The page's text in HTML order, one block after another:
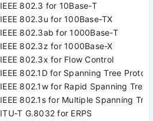
IEEE 802.3 for 10Base-T
IEEE 802.3u for 100Base-TX
IEEE 802.3ab for 1000Base-T
IEEE 802.3z for 1000Base-X
IEEE 802.3x for Flow Control
IEEE 802.1D for Spanning Tree
IEEE 802.1w for Rapid Spanning Tree
IEEE 802.1s for Multiple Spanning
ITU-T G.8032 for ERPS